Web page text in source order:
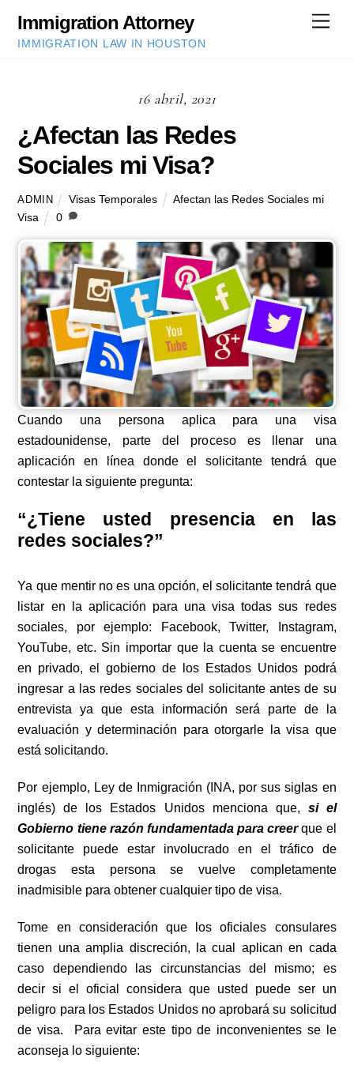
content
Immigration Attorney
IMMIGRATION LAW IN HOUSTON
16 abril, 2021
¿Afectan las Redes
Sociales mi Visa?
ADMIN Visas Temporales
Afectan las Redes Sociales mi
Visa
0
Cuando una persona aplica para una visa
estadounidense, parte del proceso es llenar una
aplicación en línea donde el solicitante tendrá que
contestar la siguiente pregunta:
“¿Tiene usted presencia en las
redes sociales?”
Ya que mentir no es una opción, el solicitante tendrá que
listar en la aplicación para una visa todas sus redes
sociales, por ejemplo: Facebook, Twitter, Instagram,
YouTube, etc. Sin importar que la cuenta se encuentre
en privado, el gobierno de los Estados Unidos podrá
ingresar a las redes sociales del solicitante antes de su
entrevista ya que esta información será parte de la
evaluación y determinación paraotorgarle la visa que
está solicitando.
Por ejemplo, Ley de Inmigración (INA, por sus siglas en
inglés) de los Estados Unidos menciona que, si el
Gobierno tiene razón fundamentada para creerque el
solicitante puede estar involucrado en el tráfico de
drogas esta persona se vuelve completamente
inadmisible para obtener cualquier tipo de visa.
Tome en consideración que los oficiales consulares
tienen una amplia discreción, la cual aplican en cada
caso dependiendo las circunstancias del mismo; es
decir si el oficial considera que usted puede ser un
peligro para los Estados Unidos no aprobará su solicitud
de visa. Para evitar este tipo de inconvenientes se le
aconseja lo siguiente: